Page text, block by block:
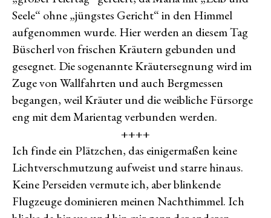
Seele“ ohne „jüngstes Gericht“ in den Himmel
aufgenommen wurde. Hier werden an diesem Tag
Büscherl von frischen Kräutern gebunden und
gesegnet. Die sogenannte Kräutersegnung wird im
Zuge von Wallfahrten und auch Bergmessen
begangen, weil Kräuter und die weibliche Fürsorge
eng mit dem Marientag verbunden werden.
++++
Ich finde ein Plätzchen, das einigermaßen keine
Lichtverschmutzung aufweist und starre hinaus.
Keine Perseiden vermute ich, aber blinkende
Flugzeuge dominieren meinen Nachthimmel. Ich